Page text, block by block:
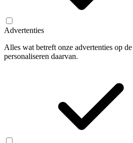
Advertenties
Alles wat betreft onze advertenties op
personaliseren daarvan.